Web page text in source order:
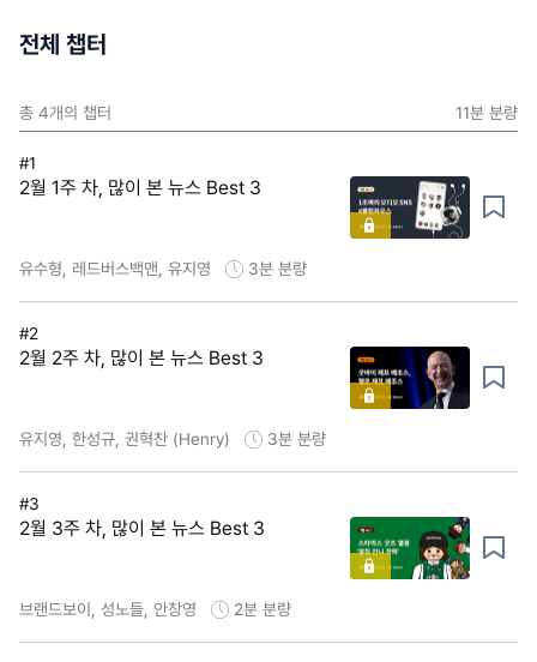
전체 챕터
총 4개의 챕터 11분 분량
#1
2월 1주 차, 많이 본 뉴스 Best 3
유수형, 레드버스백맨, 유지영 3분 분량
#2
2월 2주 차, 많이 본 뉴스 Best 3
유지영, 한성규, 권혁찬 (Henry) 3분 분량
#3
2월 3주 차, 많이 본 뉴스 Best 3
브랜드보이, 성노들, 안창영 2분 분량